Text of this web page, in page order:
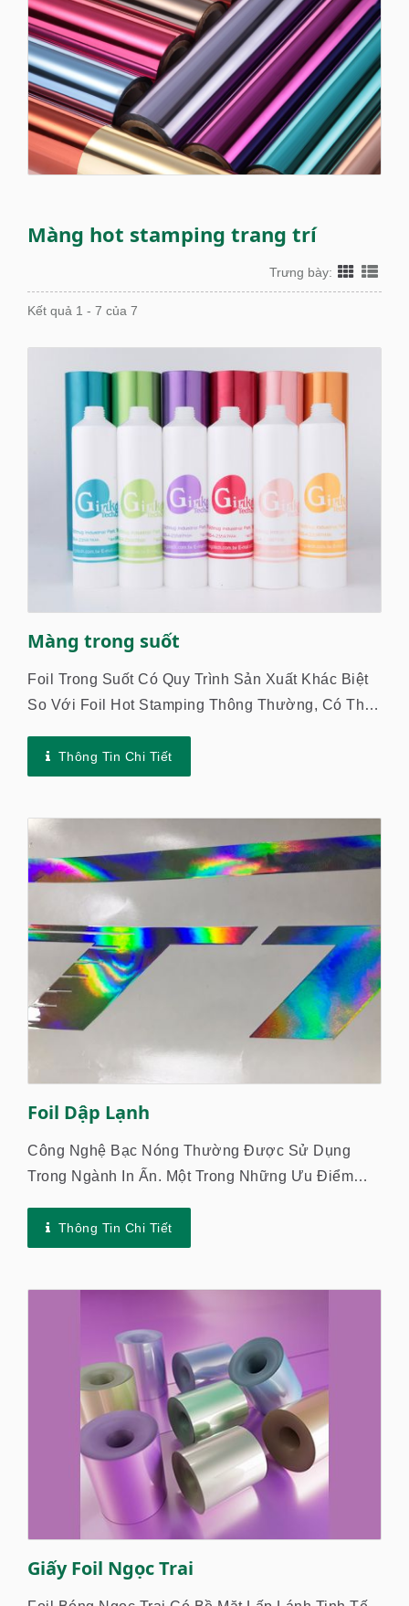
Màng hot stamping trang trí
Trưng bày:
Kết quả 1 - 7 của 7
Màng trong suốt
Foil Trong Suốt Có Quy Trình Sản Xuất Khác Biệt
So Với Foil Hot Stamping Thông Thường, Có Thể
Foil Trong Suốt Lên Màu In Đã...
Thông Tin Chi Tiết
Foil Dập Lạnh
Công Nghệ Bạc Nóng Thường Được Sử Dụng
Trong Ngành In Ấn. Một Trong Những Ưu Điểm
Lúc, Tiết Kiệm Thời Gian,...
Thông Tin Chi Tiết
Giấy Foil Ngọc Trai